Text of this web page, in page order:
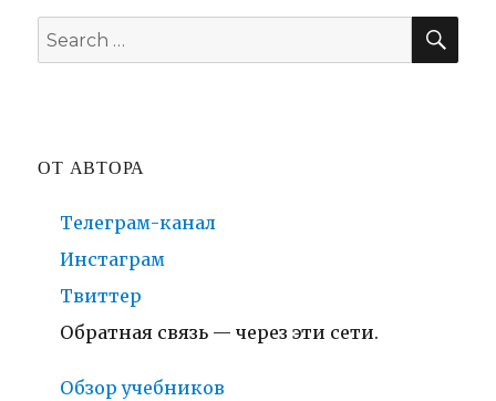
Search
for:
ОТ АВТОРА
Телеграм-канал
Инстаграм
Твиттер
Обратная связь — через эти сети.
Обзор учебников